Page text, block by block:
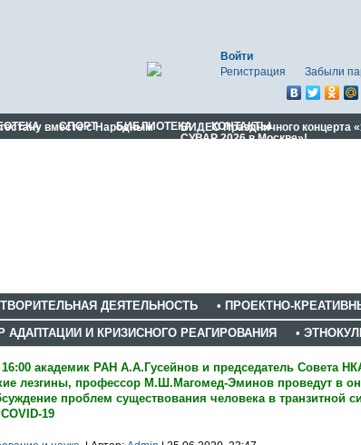
Войти
Регистрация
Забыли
СПОРТ БИБЛИОТЕКА КОНТАКТЫ
вместе с Народным
ВИДЕО Праздничного концерта
СУВАР 2026 в Москве»!
ДЕЯТЕЛЬНОСТЬ • ПРОЕКТНО-
АДАПТАЦИИ И КРИЗИСНОГО РЕАГИРОВАНИЯ •
академик РАН А.А.Гусейнов и председатель Совета
лезгины, профессор М.Ш.Магомед-Эминов проведут в
проблем существования человека в транзитной
19